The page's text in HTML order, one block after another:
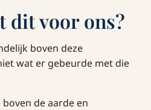
dit voor ons?
boven deze
wat er gebeurde met die